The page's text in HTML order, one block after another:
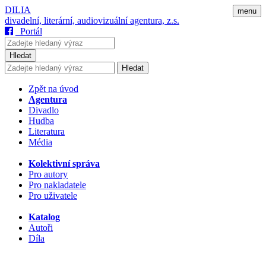
menu
DILIA
divadelní, literární, audiovizuální agentura, z.s.
Portál
Hledat
Hledat
Zpět na úvod
Agentura
Divadlo
Hudba
Literatura
Média
Kolektivní správa
Pro autory
Pro nakladatele
Pro uživatele
Katalog
Autoři
Díla